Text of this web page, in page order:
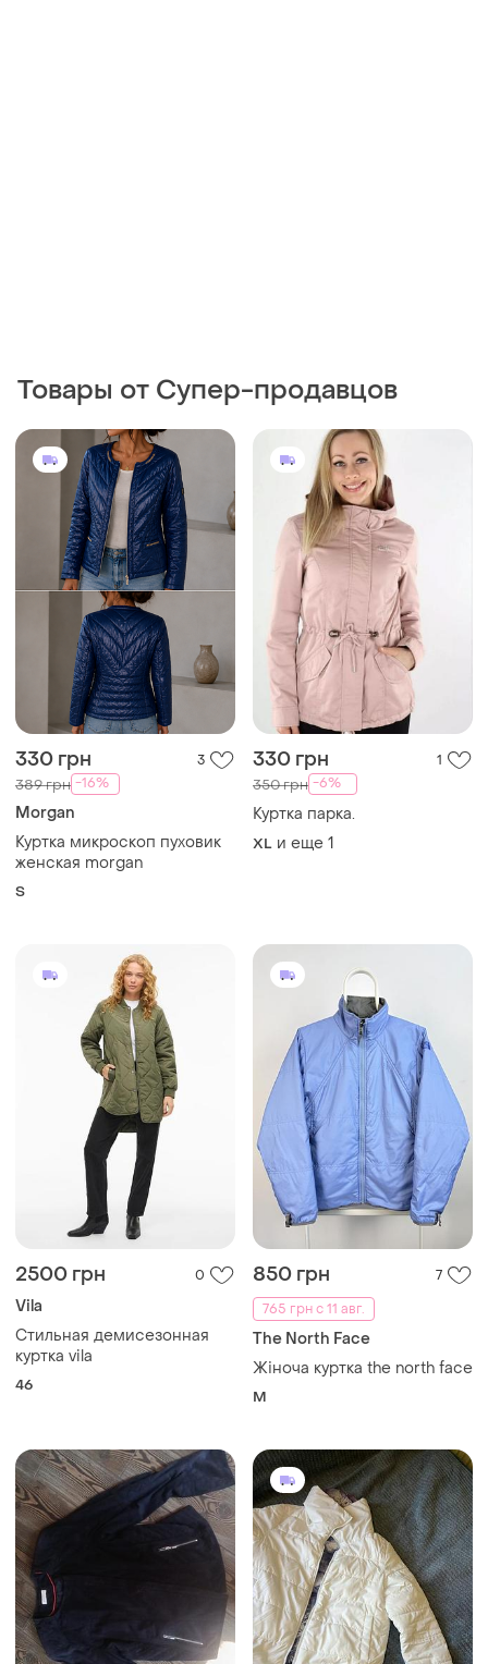
Товары от Супер-продавцов
330 грн 3
389 грн -16%
Morgan
Куртка микроскоп пуховик
женская morgan
S
330 грн 1
350 грн -6%
Куртка парка.
XL и еще 1
2500 грн 0
Vila
Стильная демисезонная
куртка vila
46
850 грн
7
765 грн с 11 авг.
The North Face
Жіноча куртка the north face
M